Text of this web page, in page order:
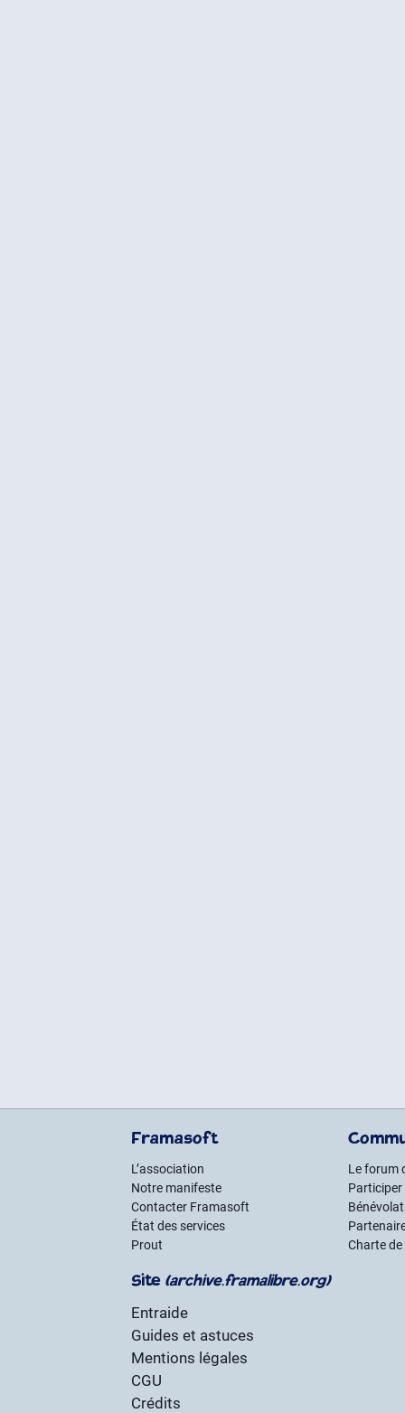
Framasoft
L’association
Notre manifeste
Contacter Framasoft
État des services
Prout
Le forum
Participer
Charte
Site (archive.framalibre.org)
Entraide
Guides et astuces
Mentions légales
CGU
Crédits